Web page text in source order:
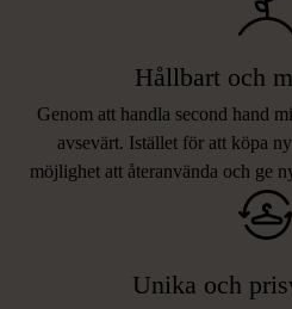
Hållbart och
Genom att handla second hand
avsevärt. Istället för att köpa
möjlighet att återanvända och ge
Unika och